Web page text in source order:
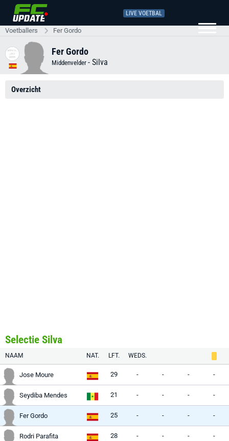
LIVE VOETBAL
Voetballers Fer Gordo
Fer Gordo
Middenvelder - Silva
Overzicht
Selectie Silva
NAAM NAT. LFT. WEDS.
Jose Moure 29 - - - -
Seydiba Mendes 21 - - - -
Fer Gordo 25 - - - -
Rodri Parafita 28 - - - -